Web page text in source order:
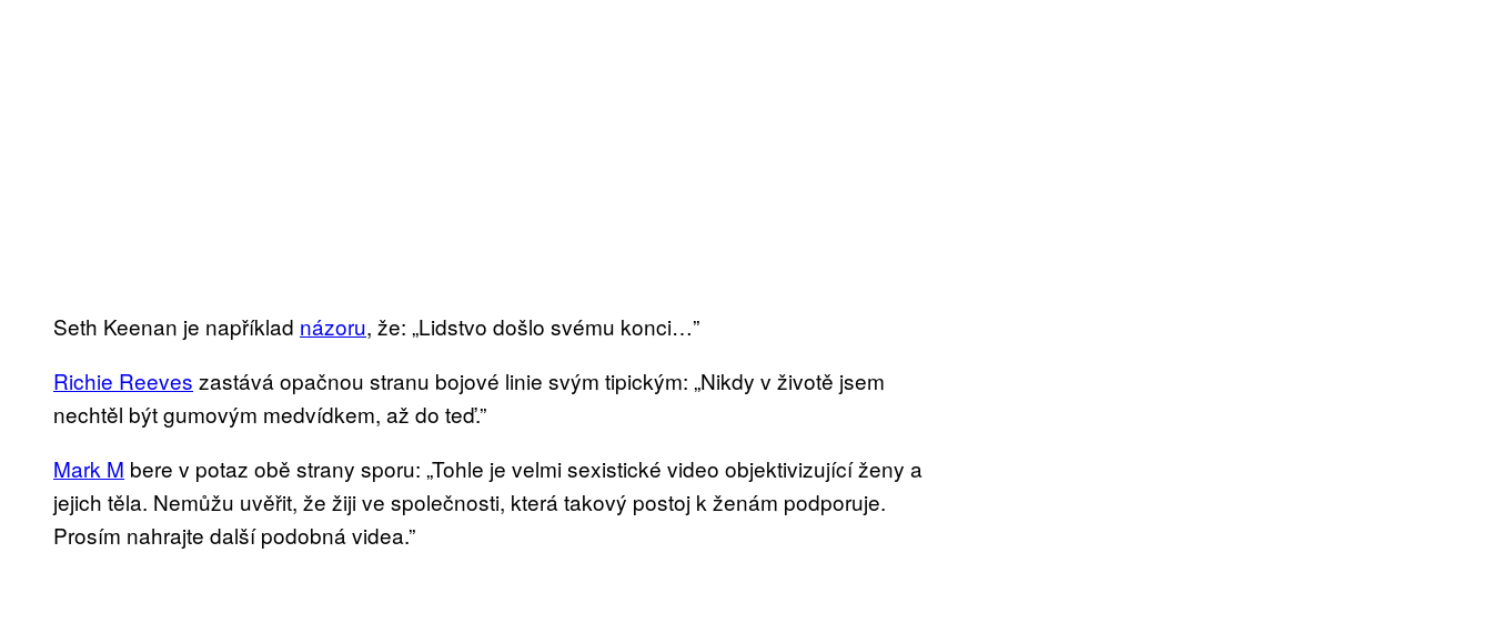
Seth Keenan je například názoru, že: „Lidstvo došlo svému konci…”
Richie Reeves zastává opačnou stranu bojové linie svým tipickým: „Nikdy v životě jsem
nechtěl být gumovým medvídkem, až do teď.”
Mark M bere v potaz obě strany sporu: „Tohle je velmi sexistické video objektivizující ženy a
jejich těla. Nemůžu uvěřit, že žiji ve společnosti, která takový postoj k ženám podporuje.
Prosím nahrajte další podobná videa.”